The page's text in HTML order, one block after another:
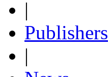
|
Publishers
|